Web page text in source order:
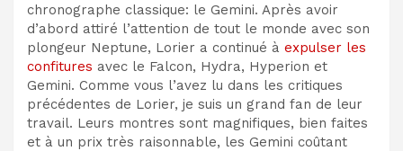
chronographe classique: le Gemini. Après avoir
d’abord attiré l’attention de tout le monde avec son
plongeur Neptune, Lorier a continué à expulser les
confitures avec le Falcon, Hydra, Hyperion et
Gemini. Comme vous l’avez lu dans les critiques
précédentes de Lorier, je suis un grand fan de leur
travail. Leurs montres sont magnifiques, bien faites
et à un prix très raisonnable, les Gemini coûtant